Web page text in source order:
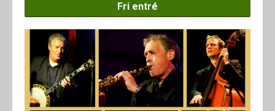
Fri entré